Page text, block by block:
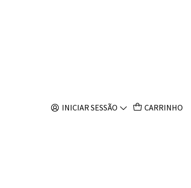
INICIAR SESSÃO CARRINHO
Comprar agora